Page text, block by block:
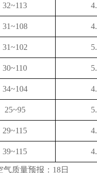
32~113
31~108
31~102
30~110
34~104
25~95
29~115
39~115
质量预报：18日